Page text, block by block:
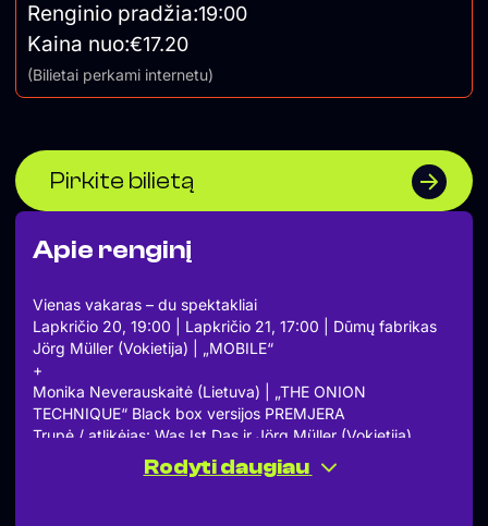
Apie renginį
Vienas vakaras – du spektakliai
Lapkričio 20, 19:00 | Lapkričio 21, 17:00 | Dūmų fabrikas
Jörg Müller (Vokietija) | „MOBILE“
+
Monika Neverauskaitė (Lietuva) | „THE ONION
TECHNIQUE“ Black box versijos PREMJERA
Trupė / atlikėjas: Was Ist Das ir Jörg Müller (Vokietija)
Pavadinimas: Mobile
Trukmė: 20 min.
Rodyti daugiau
Renginio pradžia:19:00
Kaina nuo:€17.20
(Bilietai perkami internetu)
Pirkite bilietą